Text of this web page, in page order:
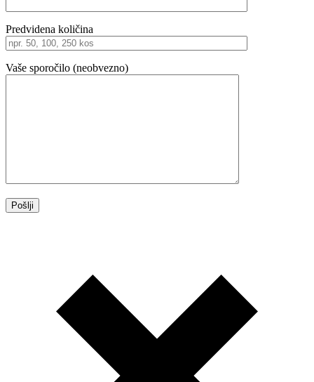
Predvidena količina
Vaše sporočilo (neobvezno)